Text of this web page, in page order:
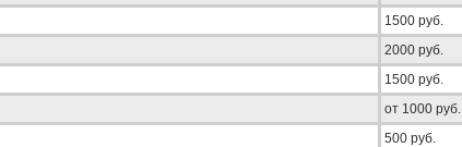
1500 руб.
2000 руб.
1500 руб.
от 1000 руб.
500 руб.